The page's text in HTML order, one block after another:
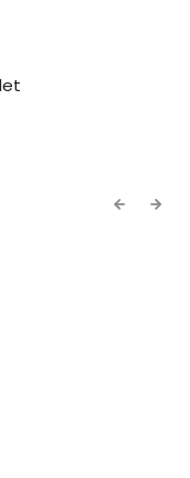
Previous
Next